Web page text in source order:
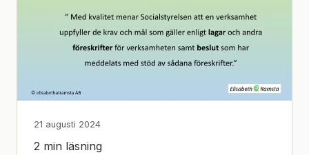
21 augusti 2024
2 min läsning